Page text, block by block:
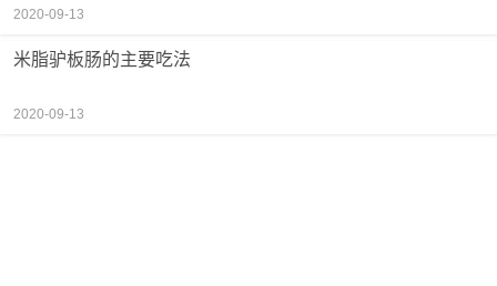
2020-09-13
米脂驴板肠的主要吃法
2020-09-13